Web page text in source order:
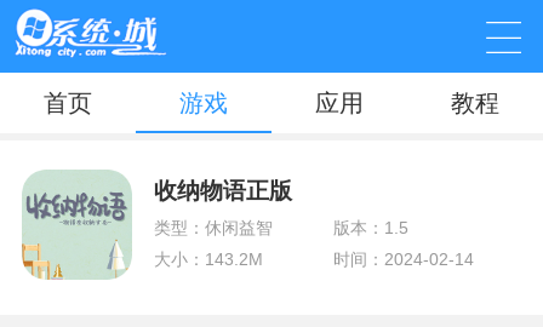
首页 游戏 应用 教程
收纳物语正版
类型：休闲益智
版本：1.5
大小：143.2M
时间：2024-02-14